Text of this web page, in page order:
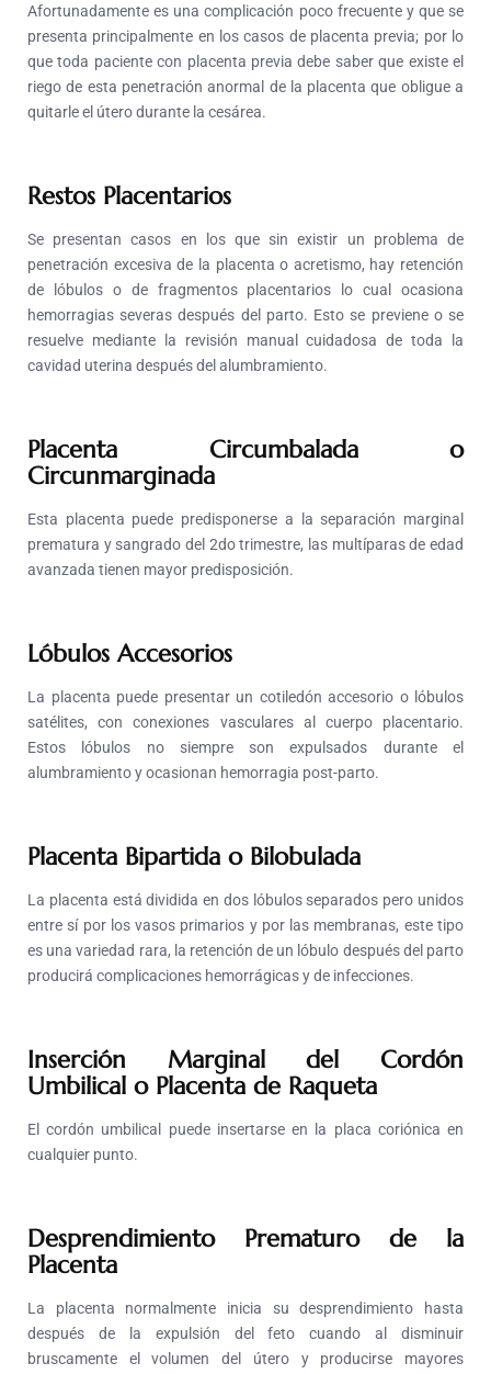
Afortunadamente es una complicación poco frecuente y que se
presenta principalmente en los casos de placenta previa; por lo
que toda paciente con placenta previa debe saber que existe el
riego de esta penetración anormal de la placenta que obligue a
quitarle el útero durante la cesárea.
Restos Placentarios
Se presentan casos en los que sin existir un problema de
penetración excesiva de la placenta o acretismo, hay retención
de lóbulos o de fragmentos placentarios lo cual ocasiona
hemorragias severas después del parto. Esto se previene o se
resuelve mediante la revisión manual cuidadosa de toda la
cavidad uterina después del alumbramiento.
Placenta Circumbalada o
Circunmarginada
Esta placenta puede predisponerse a la separación marginal
prematura y sangrado del 2do trimestre, las multíparas de edad
avanzada tienen mayor predisposición.
Lóbulos Accesorios
La placenta puede presentar un cotiledón accesorio o lóbulos
satélites, con conexiones vasculares al cuerpo placentario.
Estos lóbulos no siempre son expulsados durante el
alumbramiento y ocasionan hemorragia post-parto.
Placenta Bipartida o Bilobulada
La placenta está dividida en dos lóbulos separados pero unidos
entre sí por los vasos primarios y por las membranas, este tipo
es una variedad rara, la retención de un lóbulo después del parto
producirá complicaciones hemorrágicas y de infecciones.
Inserción Marginal del Cordón
Umbilical o Placenta de Raqueta
El cordón umbilical puede insertarse en la placa coriónica en
cualquier punto.
Desprendimiento Prematuro de la
Placenta
La placenta normalmente inicia su desprendimiento hasta
después de la expulsión del feto cuando al disminuir
bruscamente el volumen del útero y producirse mayores